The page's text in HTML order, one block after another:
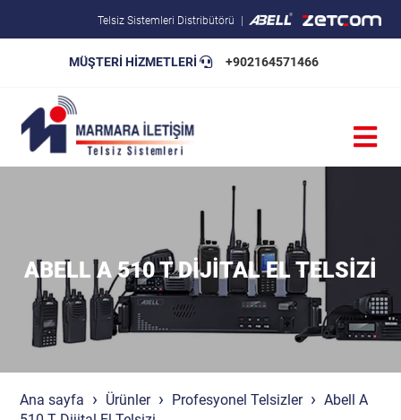
Telsiz Sistemleri Distribütörü
MÜŞTERİ HİZMETLERİ +902164571466
ABELL A 510 T DIJITAL EL TELSIZI
Ana sayfa Ürünler Profesyonel Telsizler
Abell A